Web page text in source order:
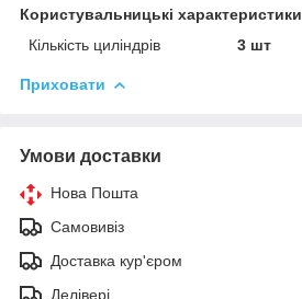
Користувальницькі характеристики
Кількість циліндрів
3 шт
Приховати
Умови доставки
Нова Пошта
Самовивіз
Доставка кур'єром
Делівері